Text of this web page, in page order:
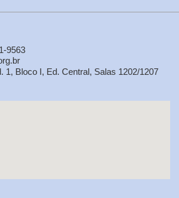
9563
1, Bloco I, Ed. Central, Salas 1202/1207